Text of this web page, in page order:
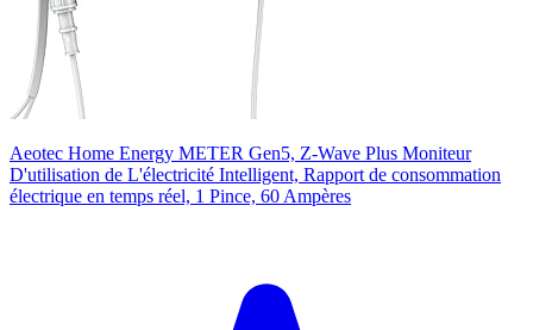
Aeotec Home Energy METER Gen5, Z-Wave Plus Moniteur
D'utilisation de L'électricité Intelligent, Rapport de consommation
électrique en temps réel, 1 Pince, 60 Ampères